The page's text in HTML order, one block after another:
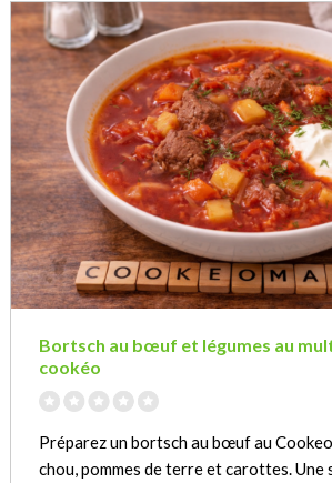
Bortsch au bœuf et légumes au
cookéo
Préparez un bortsch au bœuf au
chou, pommes de terre et carottes. Une